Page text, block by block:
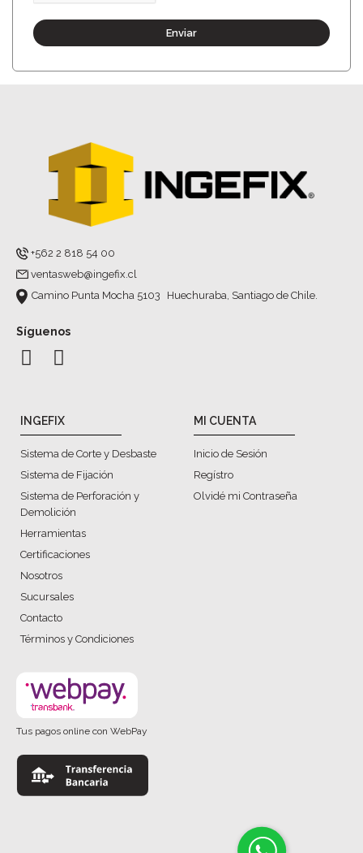
Enviar
+562 2 818 54 00
ventasweb@ingefix.cl
Camino Punta Mocha 5103 Huechuraba, Santiago de Chile.
Síguenos
INGEFIX
Sistema de Corte y Desbaste
Sistema de Fijación
Sistema de Perforación y
Demolición
Herramientas
Certificaciones
Nosotros
Sucursales
Contacto
Términos y Condiciones
MI CUENTA
Inicio de Sesión
Regístro
Olvidé mi Contraseña
Tus pagos online con WebPay